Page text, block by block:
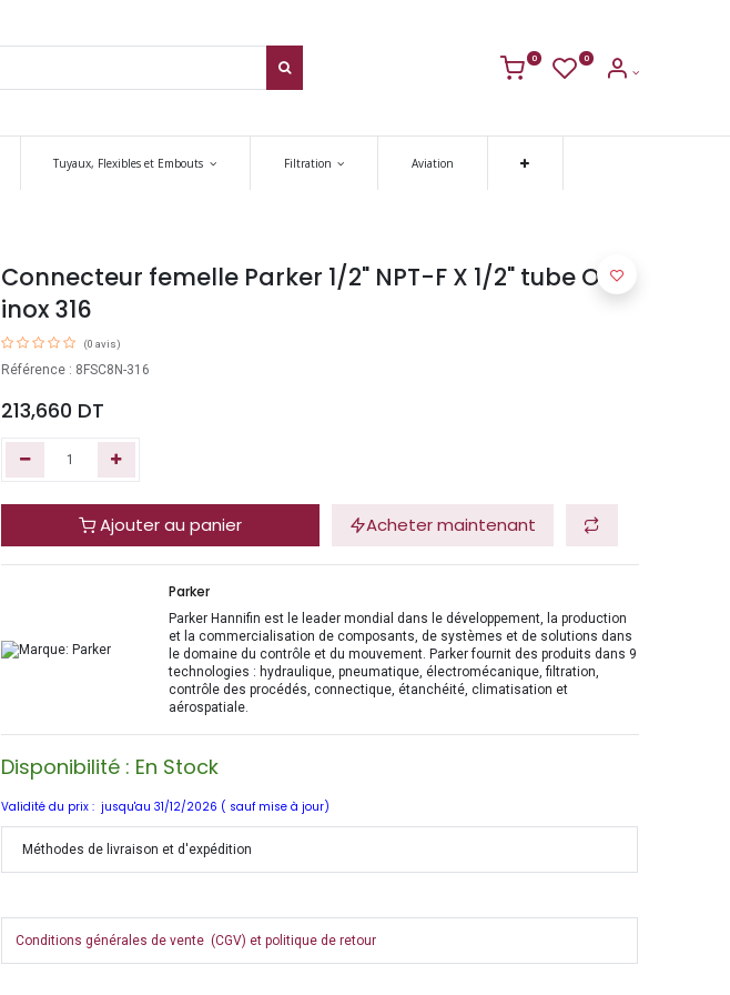
0 0
Tuyaux, Flexibles et Embouts Filtration Aviation
Connecteur femelle Parker 1/2" NPT-F X 1/2" tube O.D ,
inox 316
(0 avis)
Référence : 8FSC8N-316
213,660 DT
Ajouter au panier Acheter maintenant
Parker
Parker Hannifin est le leader mondial dans le développement, la production
et la commercialisation de composants, de systèmes et de solutions dans
le domaine du contrôle et du mouvement. Parker fournit des produits dans 9
technologies : hydraulique, pneumatique, électromécanique, filtration,
contrôle des procédés, connectique, étanchéité, climatisation et
aérospatiale.
Disponibilité : En Stock
Validité du prix : jusqu'au 31/12/2026 ( sauf mise à jour)
Méthodes de livraison et d'expédition
Conditions générales de vente (CGV) et politique de retour